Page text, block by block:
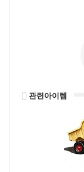
관련아이템